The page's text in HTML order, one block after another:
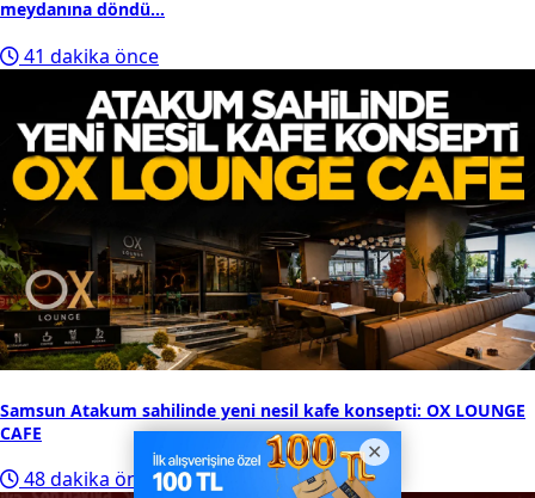
meydanına döndü...
41 dakika önce
Samsun Atakum sahilinde yeni nesil kafe konsepti: OX LOUNGE
CAFE
48 dakika önce